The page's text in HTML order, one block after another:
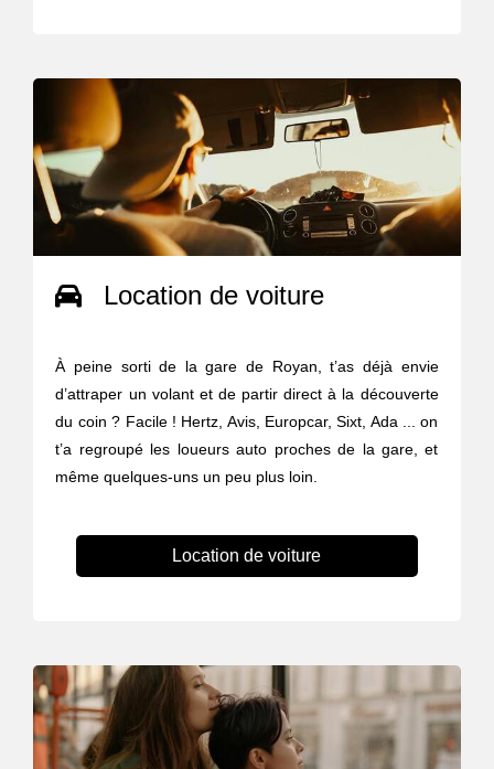
Location de voiture
À peine sorti de la gare de Royan, t’as déjà envie
d’attraper un volant et de partir direct à la découverte
du coin ? Facile ! Hertz, Avis, Europcar, Sixt, Ada ... on
t’a regroupé les loueurs auto proches de la gare, et
même quelques-uns un peu plus loin.
Location de voiture